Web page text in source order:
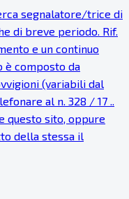
segnalatore/trice di
di breve periodo. Rif.
e un continuo
è composto da
(variabili dal
al n. 328 / 17 ..
questo sito, oppure
della stessa il